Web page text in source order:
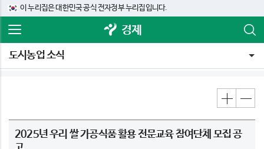
이 누리집은 대한민국 공식 전자정부 누리집입니다.
경제
도시농업 소식
2025년 우리 쌀 가공식품 활용 전문교육 참여단체 모집 공